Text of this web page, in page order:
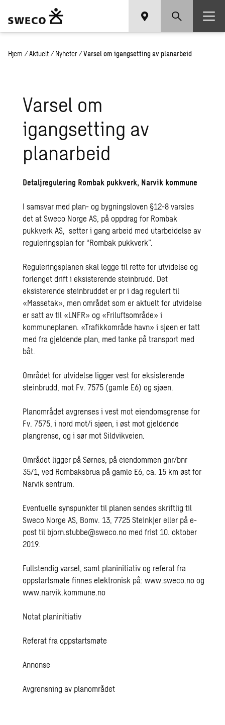
Hjem / Aktuelt / Nyheter / Varsel om igangsetting av planarbeid
Varsel om
igangsetting av
planarbeid
Detaljregulering Rombak pukkverk, Narvik kommune
I samsvar med plan- og bygningsloven §12-8 varsles
det at Sweco Norge AS, på opp­drag for Rombak
pukkverk AS, setter i gang arbeid med utarbeidelse av
reguleringsplan for “Rombak pukkverk”.
Reguleringsplanen skal legge til rette for utvidelse og
forlenget drift i eksisterende steinbrudd. Det
eksisterende steinbruddet er pr i dag regulert til
«Massetak», men området som er aktuelt for utvidelse
er satt av til «LNFR» og «Friluftsområde» i
kommuneplanen. «Trafikkområde havn» i sjøen er tatt
med fra gjeldende plan, med tanke på transport med
båt.
Området for utvidelse ligger vest for eksisterende
steinbrudd, mot Fv. 7575 (gamle E6) og sjøen.
Planområdet avgrenses i vest mot eiendomsgrense for
Fv. 7575, i nord mot/i sjøen, i øst mot gjeldende
plangrense, og i sør mot Sildvikveien.
Området ligger på Sørnes, på eiendommen gnr/bnr
35/1, ved Rombaksbrua på gamle E6, ca. 15 km øst for
Narvik sentrum.
Eventuelle synspunkter til planen sendes skriftlig til
Sweco Norge AS, Bomv. 13, 7725 Steinkjer eller på e-
post til bjorn.stubbe@sweco.no med frist 10. oktober
2019.
Fullstendig varsel, samt planinitiativ og referat fra
oppstartsmøte finnes elektronisk på:www.sweco.no og
www.narvik.kommune.no
Notat planinitiativ
Referat fra oppstartsmøte
Annonse
Avgrensning av planområdet